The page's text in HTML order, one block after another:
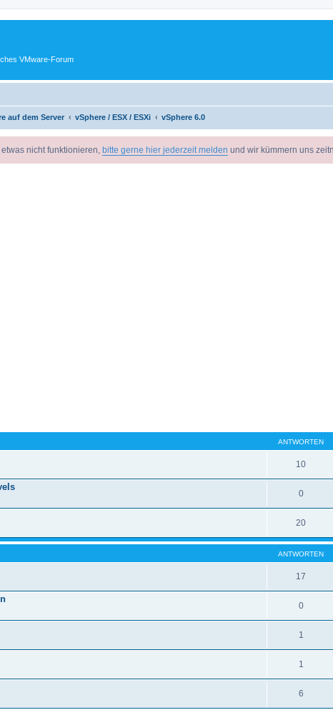
VMware-Forum
auf dem Server vSphere / ESX / ESXi vSphere 6.0
nicht funktionieren, bitte gerne hier jederzeit melden und wir kümmern uns
ANTWORTEN
10
0
20
ANTWORTEN
17
0
1
1
6